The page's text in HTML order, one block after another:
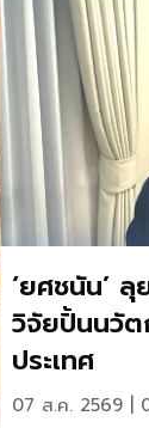
‘ยศชนัน’
วิจัยปั้นนวั
ประเทศ
07 ส.ค. 2569 |